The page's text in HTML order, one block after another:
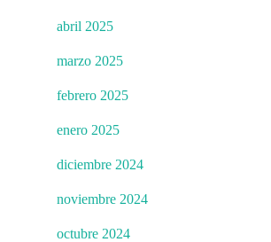
abril 2025
marzo 2025
febrero 2025
enero 2025
diciembre 2024
noviembre 2024
octubre 2024